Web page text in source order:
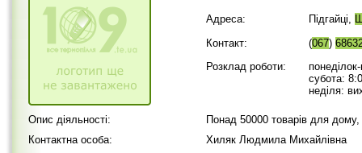
Адреса: Підгайці,
Контакт:
(067)
Розклад роботи:
субота:
неділя:
Опис діяльності:
Понад 50000 товарів для дому,
Контактна особа:
Хиляк Людмила Михайлівна